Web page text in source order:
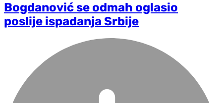
Bogdanović se odmah oglasio
poslije ispadanja Srbije